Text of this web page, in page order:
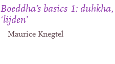
Boeddha’s basics 1: duhkha,
‘lijden’
Maurice Knegtel